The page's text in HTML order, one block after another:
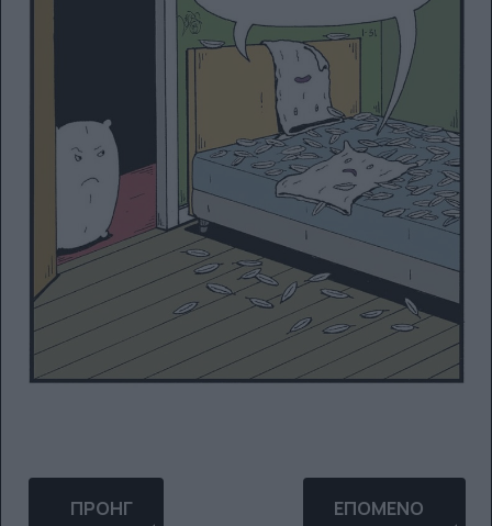
ΠΡΟΗΓΟΎΜΕΝΟ ΆΡΘΡΟ: 10 ΑΦΊΣΕΣ ΚΛΑΣΙΚΏΝ
ΠΡΟΗΓ ΕΠΌΜΕΝΟ ΆΡΘΡΟ:
ΕΠΌΜΕΝΟ